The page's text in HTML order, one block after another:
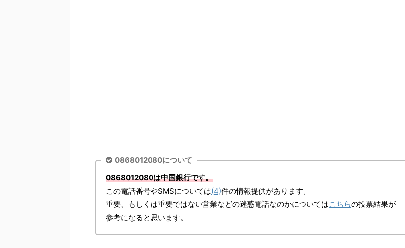
0868012080について
0868012080は中国銀行です。
この電話番号やSMSについては(4)件の情報提供があります。
重要、もしくは重要ではない営業などの迷惑電話なのかについてはこちらの投票結果が
参考になると思います。